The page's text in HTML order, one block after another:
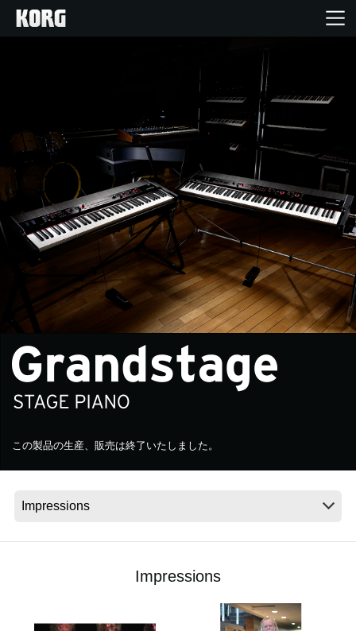
Import Products
Features
Support
Store Locator
Location
この製品の生産、販売は終了いたしました。
Impressions